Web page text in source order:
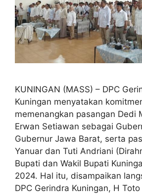
KUNINGAN (MASS) – DPC
Kuningan menyatakan
memenangkan pasangan Dedi
Erwan Setiawan sebagai
Gubernur Jawa Barat, serta
Yanuar dan Tuti Andriani
Bupati dan Wakil Bupati
2024. Hal itu, disampaikan
DPC Gerindra Kuningan, H